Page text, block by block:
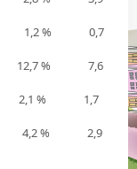
% 1,2 % 0,7
12,7 % 7,6
2,1 % 1,7
4,2 % 2,9